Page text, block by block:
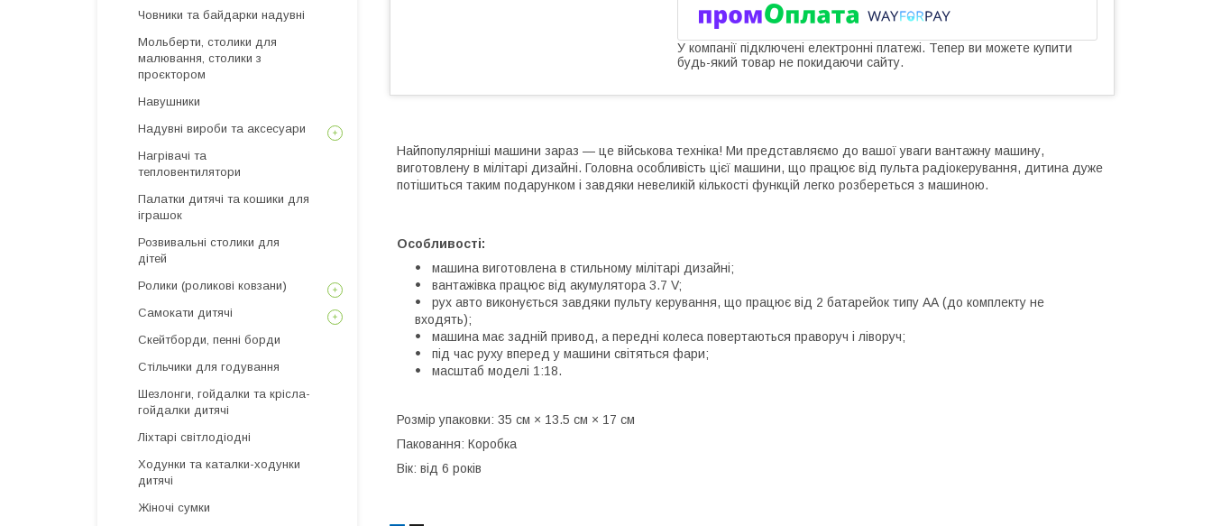
У компанії підключені електронні платежі. Тепер ви можете купити
будь-який товар не покидаючи сайту.
Найпопулярніші машини зараз — це військова техніка! Ми представляємо до вашої уваги вантажну машину,
виготовлену в мілітарі дизайні. Головна особливість цієї машини, що працює від пульта радіокерування, дитина дуже
потішиться таким подарунком і завдяки невеликій кількості функцій легко розбереться з машиною.
Особливості:
машина виготовлена в стильному мілітарі дизайні;
вантажівка працює від акумулятора 3.7 V;
рух авто виконується завдяки пульту керування, що працює від 2 батарейок типу АА (до комплекту не
входять);
машина має задній привод, а передні колеса повертаються праворуч і ліворуч;
під час руху вперед у машини світяться фари;
масштаб моделі 1:18.
Розмір упаковки: 35 см × 13.5 см × 17 см
Паковання: Коробка
Вік: від 6 років
Човники та байдарки надувні
Мольберти, столики для
малювання, столики з
проєктором
Навушники
Надувні вироби та аксесуари
Нагрівачі та
тепловентилятори
Палатки дитячі та кошики для
іграшок
Розвивальні столики для
дітей
Ролики (роликові ковзани)
Самокати дитячі
Скейтборди, пенні борди
Стільчики для годування
Шезлонги, гойдалки та крісла-
гойдалки дитячі
Ліхтарі світлодіодні
Ходунки та каталки-ходунки
дитячі
Жіночі сумки